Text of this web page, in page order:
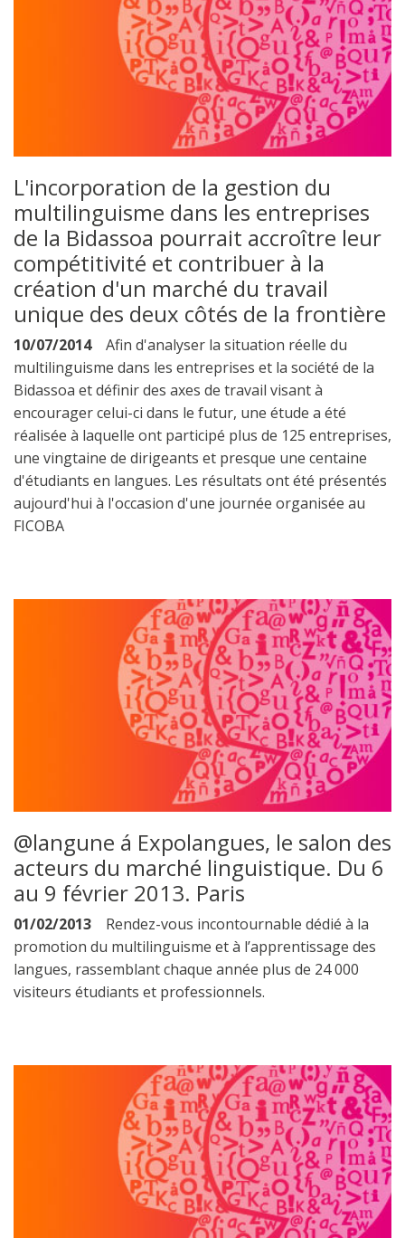
L'incorporation de la gestion du
multilinguisme dans les entreprises
de la Bidassoa pourrait accroître leur
compétitivité et contribuer à la
création d'un marché du travail
unique des deux côtés de la frontière
10/07/2014
Afin d'analyser la situation réelle du
multilinguisme dans les entreprises et la société de la
Bidassoa et définir des axes de travail visant à
encourager celui-ci dans le futur, une étude a été
réalisée à laquelle ont participé plus de 125 entreprises,
une vingtaine de dirigeants et presque une centaine
d'étudiants en langues. Les résultats ont été présentés
aujourd'hui à l'occasion d'une journée organisée au
FICOBA
@langune á Expolangues, le salon des
acteurs du marché linguistique. Du 6
au 9 février 2013. Paris
01/02/2013
Rendez-vous incontournable dédié à la
promotion du multilinguisme et à l’apprentissage des
langues, rassemblant chaque année plus de 24 000
visiteurs étudiants et professionnels.